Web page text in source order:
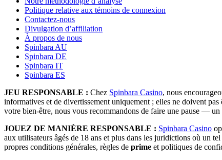
Politique relative aux témoins de connexion
Contactez-nous
Divulgation d’affiliation
À propos de nous
Spinbara AU
Spinbara DE
Spinbara IT
Spinbara ES
JEU RESPONSABLE : Chez Spinbara Casino, nous
informatives et de divertissement uniquement ; elles ne doivent
votre bien-être, nous vous recommandons de faire une pause —
JOUEZ DE MANIÈRE RESPONSABLE : Spinbara Casino
aux utilisateurs âgés de 18 ans et plus dans les juridictions où un
propres conditions générales, règles de prime et politiques de